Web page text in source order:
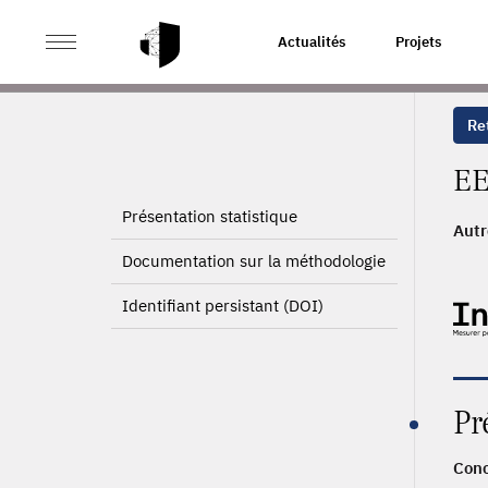
Actualités Projets
ACCUEIL PAGE PRODUIT
Présentation statistique
Documentation sur la méthodologie
Identifiant persistant (DOI)